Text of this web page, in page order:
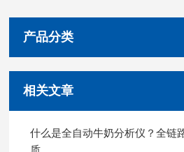
产品分类
相关文章
什么是全自动牛奶分析仪？全链
质